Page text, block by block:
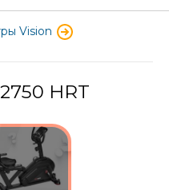
Vision
HRT